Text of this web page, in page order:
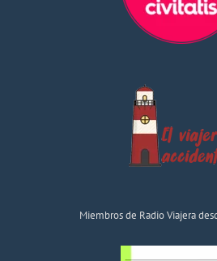
Miembros de Radio Viajera